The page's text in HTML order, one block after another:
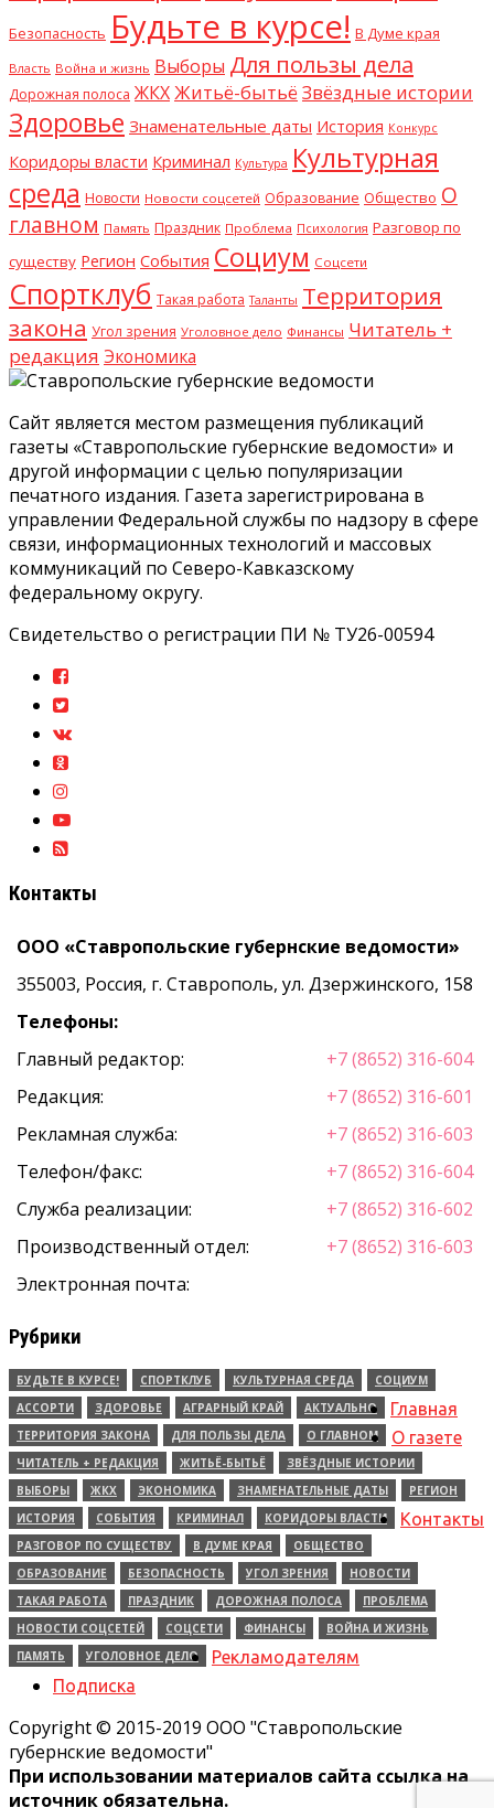
Безопасность Будьте в курсе! В Думе края
Власть Война и жизнь Выборы Для пользы дела
Дорожная полоса ЖКХЖитьё-бытьё Звёздные истории
Здоровье Знаменательные даты История Конкурс
Коридоры власти Криминал Культура Культурная
среда Новости Новости соцсетей Образование Общество О
главном Память Праздник Проблема Психология Разговор по
существу Регион События Социум Соцсети
Спортклуб Такая работа Таланты Территория
закона Угол зрения Уголовное дело Финансы Читатель +
редакция Экономика
Сайт является местом размещения публикаций
газеты «Ставропольские губернские ведомости» и
другой информации с целью популяризации
печатного издания. Газета зарегистрирована в
управлении Федеральной службы по надзору в сфере
связи, информационных технологий и массовых
коммуникаций по Северо-Кавказскому
федеральному округу.
Свидетельство о регистрации ПИ № ТУ26-00594
Контакты
ООО «Ставропольские губернские ведомости»
355003, Россия, г. Ставрополь, ул. Дзержинского, 158
Телефоны:
Главный редактор:
+7 (8652) 316-604
Редакция:
+7 (8652) 316-601
Рекламная служба:
+7 (8652) 316-603
Телефон/факс:
+7 (8652) 316-604
Служба реализации:
+7 (8652) 316-602
Производственный отдел:
+7 (8652) 316-603
Электронная почта:
Рубрики
БУДЬТЕ В КУРСЕ! СПОРТКЛУБ КУЛЬТУРНАЯ СРЕДА
СОЦИУМ
АССОРТИ
ЗДОРОВЬЕ АГРАРНЫЙ КРАЙ
АКТУАЛЬНО
ТЕРРИТОРИЯ ЗАКОНА
ДЛЯ ПОЛЬЗЫ ДЕЛА
О ГЛАВНОМ
ЧИТАТЕЛЬ + РЕДАКЦИЯ
ЖИТЬЁ-БЫТЬЁ
ЗВЁЗДНЫЕ ИСТОРИИ
ВЫБОРЫ
ЖКХ ЭКОНОМИКА ЗНАМЕНАТЕЛЬНЫЕ ДАТЫ
РЕГИОН
ИСТОРИЯ
СОБЫТИЯ КРИМИНАЛ
КОРИДОРЫ ВЛАСТИ
РАЗГОВОР ПО СУЩЕСТВУ
В ДУМЕ КРАЯ
ОБЩЕСТВО
ОБРАЗОВАНИЕ
БЕЗОПАСНОСТЬ УГОЛ ЗРЕНИЯ
НОВОСТИ
ТАКАЯ РАБОТА
ПРАЗДНИК ДОРОЖНАЯ ПОЛОСА
ПРОБЛЕМА
НОВОСТИ СОЦСЕТЕЙ
СОЦСЕТИ ФИНАНСЫ
ВОЙНА И ЖИЗНЬ
ПАМЯТЬ
УГОЛОВНОЕ ДЕЛО
Главная
О газете
Контакты
Рекламодателям
Подписка
Copyright © 2015-2019 ООО "Ставропольские
губернские ведомости"
При использовании материалов сайта ссылка на
источник обязательна.